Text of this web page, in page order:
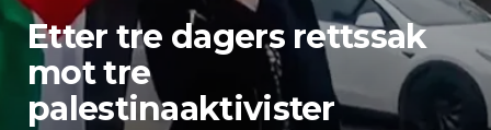
Etter tre dagers rettssak
mot tre
palestinaaktivister